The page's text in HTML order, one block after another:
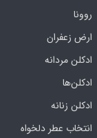
روونا
ارض زعفران
ادکلن مردانه
ادکلن‌ها
ادکلن زنانه
انتخاب عطر دلخواه